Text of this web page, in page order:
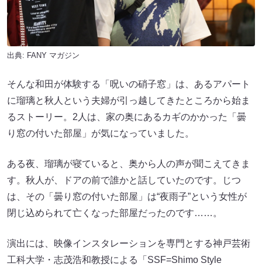
出典: FANY マガジン
そんな和田が体験する「呪いの硝子窓」は、あるアパート
に瑠璃と秋人という夫婦が引っ越してきたところから始ま
るストーリー。2人は、家の奥にあるカギのかかった「曇
り窓の付いた部屋」が気になっていました。
ある夜、瑠璃が寝ていると、奥から人の声が聞こえてきま
す。秋人が、ドアの前で誰かと話していたのです。じつ
は、その「曇り窓の付いた部屋」は“夜雨子”という女性が
閉じ込められて亡くなった部屋だったのです……。
演出には、映像インスタレーションを専門とする神戸芸術
工科大学・志茂浩和教授による「SSF=Shimo Style